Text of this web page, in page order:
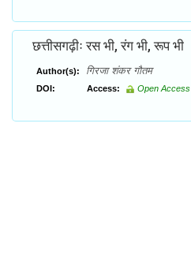
छत्तीसगढ़ीः रस भी, रंग भी, रूप भी
Author(s): गिरजा शंकर गौतम
DOI: Access: Open Access